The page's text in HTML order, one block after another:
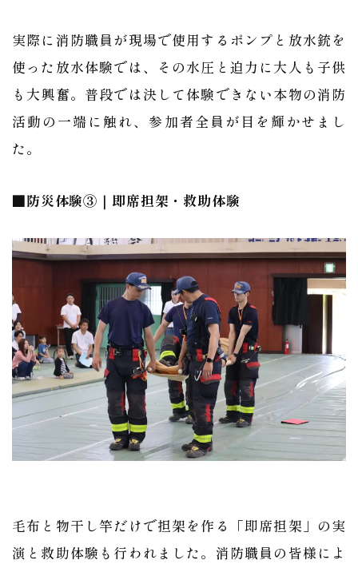
実際に消防職員が現場で使用するポンプと放水銃を
使った放水体験では、その水圧と迫力に大人も子供
も大興奮。普段では決して体験できない本物の消防
活動の一端に触れ、参加者全員が目を輝かせまし
た。
■防災体験③｜即席担架・救助体験
毛布と物干し竿だけで担架を作る「即席担架」の実
演と救助体験も行われました。消防職員の皆様によ